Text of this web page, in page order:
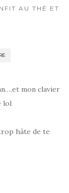
AU THÉ ET
mon clavier
lol
hâte de te